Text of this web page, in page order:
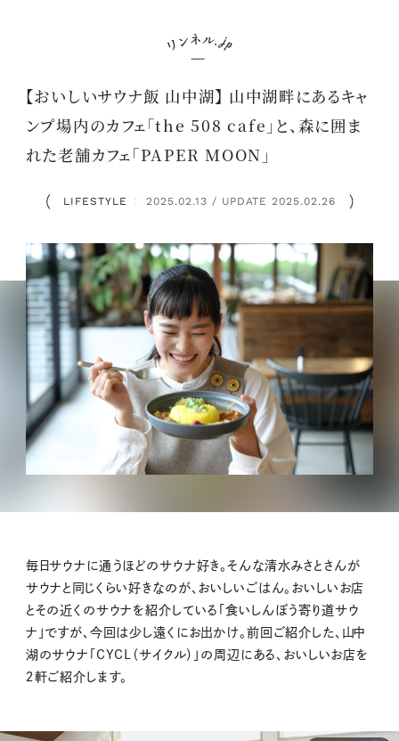
【おいしいサウナ飯 山中湖】 山中湖畔にあるキャ
ンプ場内のカフェ「the 508 cafe」と、森に囲ま
れた老舗カフェ「PAPER MOON」
LIFESTYLE ： 2025.02.13 / UPDATE 2025.02.26
毎日サウナに通うほどのサウナ好き。そんな清水みさとさんが
サウナと同じくらい好きなのが、おいしいごはん。おいしいお店
とその近くのサウナを紹介している「食いしんぼう寄り道サウ
ナ」ですが、今回は少し遠くにお出かけ。前回ご紹介した、山中
湖のサウナ「CYCL（サイクル）」の周辺にある、おいしいお店を
２軒ご紹介します。